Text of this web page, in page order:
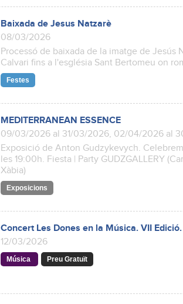
Baixada de Jesus Natzarè
08/03/2026
Processó de baixada de la imatge de Jesús
Calvari fins a l'església Sant Bertomeu on
Festes
MEDITERRANEAN ESSENCE
09/03/2026 al 31/03/2026, 02/04/2026 al
Exposició de Anton Gudzykevych.
les 19:00h. Fiesta | Party GUDZGALLERY
Xàbia)
Exposicions
Concert Les Dones en la Música. VII Edició.
12/03/2026
Música Preu Gratuït